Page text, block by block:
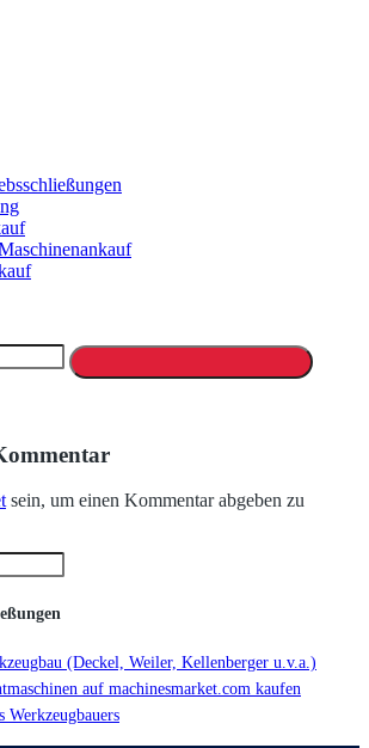
sein, um einen Kommentar abgeben zu
(Deckel, Weiler, Kellenberger u.v.a.)
auf machinesmarket.com kaufen
Werkzeugbauers